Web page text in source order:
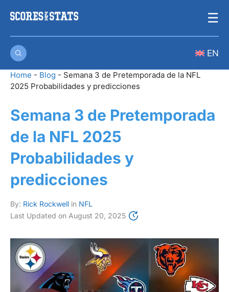
☰
EN
Home - Blog - Semana 3 de Pretemporada de la NFL
2025 Probabilidades y predicciones
Semana 3 de Pretemporada
de la NFL 2025
Probabilidades y
predicciones
By: Rick Rockwell in NFL
Last Updated on August 20, 2025